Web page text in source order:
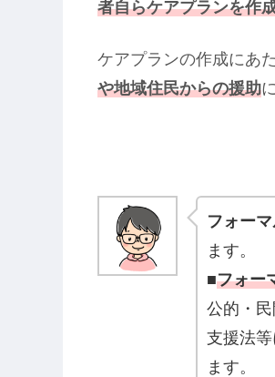
者自らケアプランを作
ケアプランの作成にあ
や地域住民からの援助
フォー
ます。
■フォー
公的・
支援法
ます。